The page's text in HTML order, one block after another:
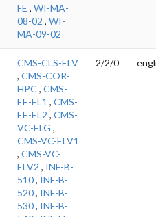
FE , WI-MA-
08-02 , WI-
MA-09-02
CMS-CLS-ELV
, CMS-COR-
HPC , CMS-
EE-EL1 , CMS-
EE-EL2 , CMS-
VC-ELG ,
CMS-VC-ELV1
, CMS-VC-
ELV2 , INF-B-
510, INF-B-
520, INF-B-
530, INF-B-
2/2/0